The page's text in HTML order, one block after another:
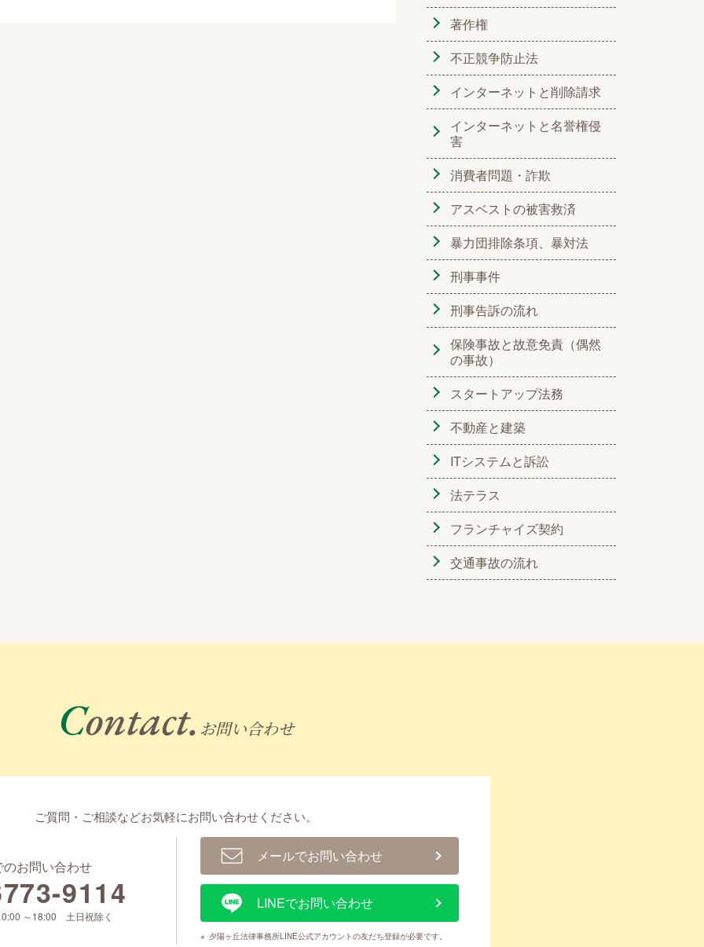
著作権
不正競争防止法
インターネットと削除請求
インターネットと名誉権侵
害
消費者問題・詐欺
アスベストの被害救済
暴力団排除条項、暴対法
刑事事件
刑事告訴の流れ
保険事故と故意免責（偶然
の事故）
スタートアップ法務
不動産と建築
ITシステムと訴訟
法テラス
フランチャイズ契約
交通事故の流れ
Contact. お問い合わせ
ご質問・ご相談などお気軽にお問い合わせください。
お問い合わせ
9114
～18:00 土日祝除く
メールでお問い合わせ
LINEでお問い合わせ
※ 夕陽ヶ丘法律事務所LINE公式アカウントの友だち登録が必要です。